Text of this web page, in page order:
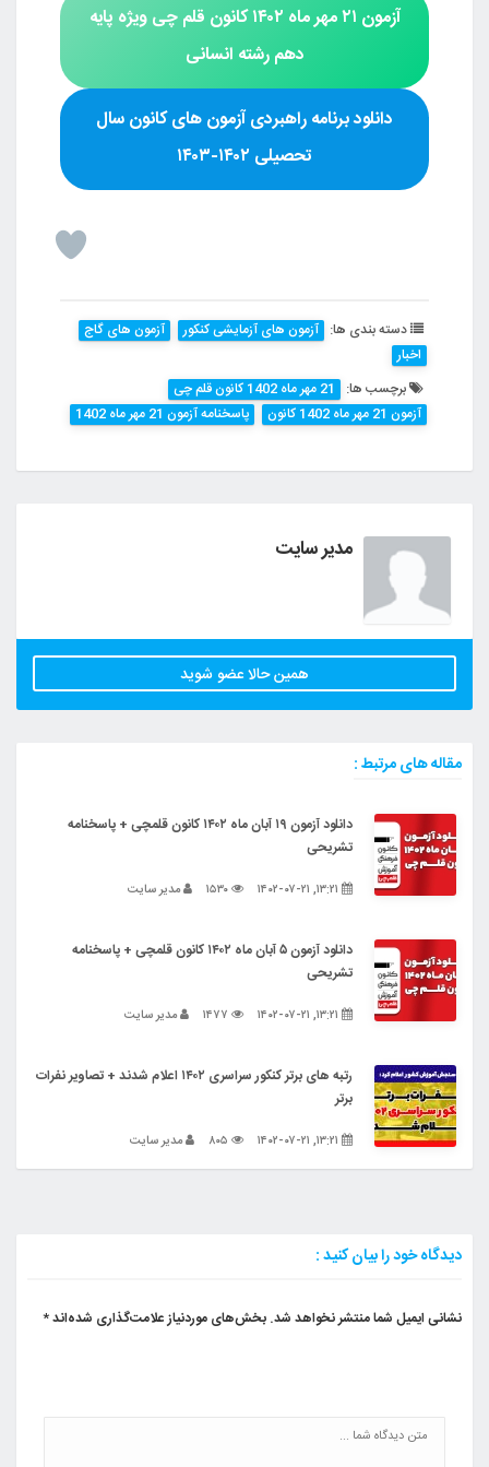
آزمون ۲۱ مهر ماه ۱۴۰۲ کانون قلم چی
ویژه پایه
دهم رشته انسانی
دانلود برنامه راهبردی آزمون های کانون سال
تحصیلی ۱۴۰۲-۱۴۰۳
دسته بندی ها: آزمون های آزمایشی کنکور
آزمون های گاج
اخبار
برچسب ها:
21 مهر ماه 1402 کانون قلم چی
آزمون 21 مهر ماه 1402 کانون
پاسخنامه آزمون 21 مهر ماه 1402
مدیر سایت
همین حالا عضو شوید
مقاله های مرتبط :
دانلود آزمون ۱۹ آبان ماه ۱۴۰۲ کانون قلمچی + پاسخنامه
تشریحی
مدیر سایت
دانلود آزمون ۵ آبان ماه ۱۴۰۲ کانون قلمچی + پاسخنامه
تشریحی
مدیر سایت
رتبه های برتر کنکور سراسری ۱۴۰۲ اعلام شدند + تصاویر نفرات
برتر
مدیر سایت
دیدگاه خود را بیان کنید :
نشانی ایمیل شما منتشر نخواهد شد. بخش‌های موردنیاز علامت‌گذاری شده‌اند*